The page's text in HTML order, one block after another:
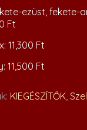
ezüst, fekete-
Ft
11,300 Ft
11,500 Ft
KIEGÉSZÍTŐK,